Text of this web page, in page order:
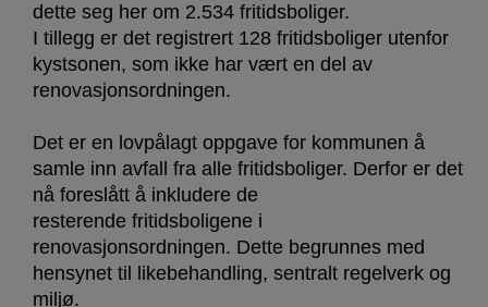
dette seg her om 2.534 fritidsboliger.
I tillegg er det registrert 128 fritidsboliger utenfor
kystsonen, som ikke har vært en del av
renovasjonsordningen.
Det er en lovpålagt oppgave for kommunen å
samle inn avfall fra alle fritidsboliger. Derfor er det
nå foreslått å inkludere de
resterende fritidsboligene i
renovasjonsordningen. Dette begrunnes med
hensynet til likebehandling, sentralt regelverk og
miljø.